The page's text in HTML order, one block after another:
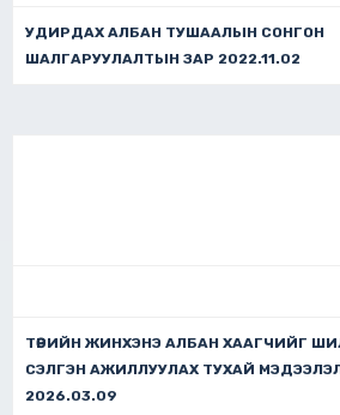
УДИРДАХ АЛБАН ТУШААЛЫН СОНГОН
ШАЛГАРУУЛАЛТЫН ЗАР 2022.11.02
ТӨРИЙН ЖИНХЭНЭ АЛБАН ХААГЧИЙГ
СЭЛГЭН АЖИЛЛУУЛАХ ТУХАЙ
2026.03.09